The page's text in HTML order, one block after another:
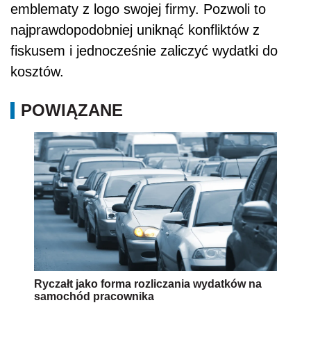
emblematy z logo swojej firmy. Pozwoli to
najprawdopodobniej uniknąć konfliktów z
fiskusem i jednocześnie zaliczyć wydatki do
kosztów.
POWIĄZANE
Ryczałt jako forma rozliczania wydatków na
samochód pracownika